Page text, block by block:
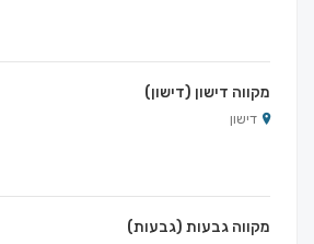
מקווה דישון (דישון)
דישון
מקווה גבעות (גבעות)